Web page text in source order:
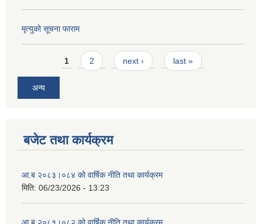
मृत्युको सूचना फाराम
Pages1 2 next › last »
अन्य
बजेट तथा कार्यक्रम
आ.ब २०८३।०८४ को वार्षिक नीति तथा कार्यक्रम
मिति: 06/23/2026 - 13:23